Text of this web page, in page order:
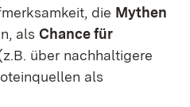
die Mythen
als Chance für
über nachhaltigere
als